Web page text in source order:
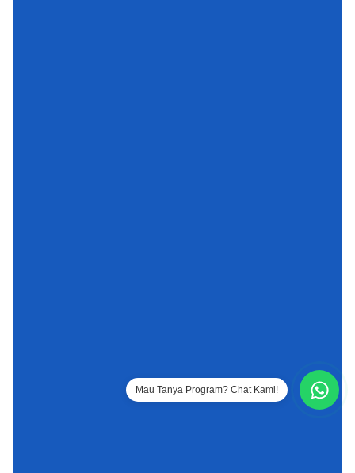
Mau Tanya Program? Chat Kami!